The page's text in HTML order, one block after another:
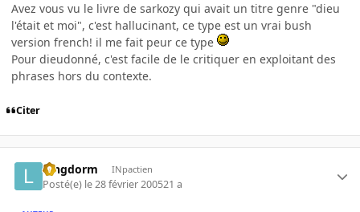
Avez vous vu le livre de sarkozy qui avait un titre genre "dieu
l'était et moi", c'est hallucinant, ce type est un vrai bush
version french! il me fait peur ce type
Pour dieudonné, c'est facile de le critiquer en exploitant des
phrases hors du contexte.
Citer
longdorm INpactien
Posté(e) le 28 février 200521 a